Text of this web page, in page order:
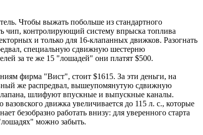
Чтобы выжать побольше из стандартного
чип, контролирующий систему впрыска топлива
и только для 16-клапанных движков. Разогнать
специальную сдвижную шестерню
за те же 15 "лошадей" они платят $500.
фирма "Вист", стоит $1615. За эти деньги, на
же распредвал, вышеупомянутую сдвижную
шлифуют впускные и выпускные каналы.
движка увеличивается до 115 л. с., которые
безобразно работать внизу: для уверенного старта
можно забыть.